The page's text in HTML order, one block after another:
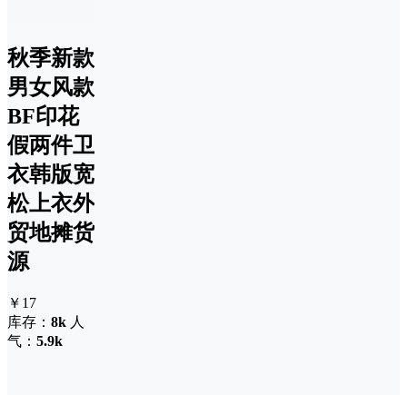
秋季新款
男女风款
BF印花
假两件卫
衣韩版宽
松上衣外
贸地摊货
源
￥17
库存： 8k 人
气： 5.9k